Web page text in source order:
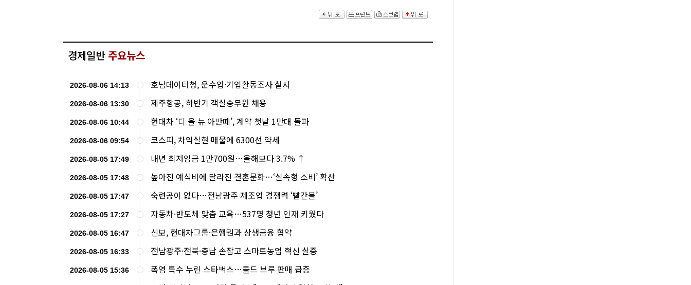
경제일반 주요뉴스
2026-08-06 14:13 호남데이터청, 운수업·기업활동조사 실시
2026-08-06 13:30 제주항공, 하반기 객실승무원 채용
2026-08-06 10:44 현대차 ‘디 올 뉴 아반떼’, 계약 첫날 1만대 돌파
2026-08-06 09:54 코스피, 차익실현 매물에 6300선 약세
2026-08-05 17:49 내년 최저임금 1만700원…올해보다 3.7% ↑
2026-08-05 17:48 높아진 예식비에 달라진 결혼문화…‘실속형 소비’ 확산
2026-08-05 17:47 숙련공이 없다…전남광주 제조업 경쟁력 ‘빨간불’
2026-08-05 17:27 자동차·반도체 맞춤 교육…537명 청년 인재 키웠다
2026-08-05 16:47 신보, 현대차그룹·은행권과 상생금융 협약
2026-08-05 16:33 전남광주·전북·충남 손잡고 스마트농업 혁신 실증
2026-08-05 15:36 폭염 특수 누린 스타벅스…콜드 브루 판매 급증